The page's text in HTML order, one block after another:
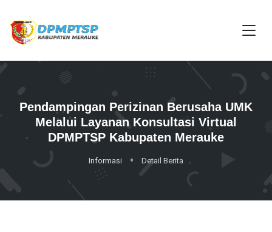
Pendampingan Perizinan Berusaha UMK
Melalui Layanan Konsultasi Virtual
DPMPTSP Kabupaten Merauke
Informasi Detail Berita